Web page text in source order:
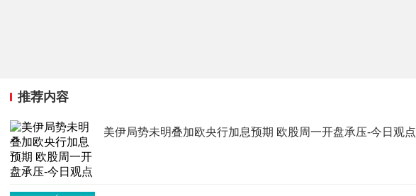
推荐内容
美伊局势未明叠加欧央行加息预期 欧股周一开盘承压-今日观点